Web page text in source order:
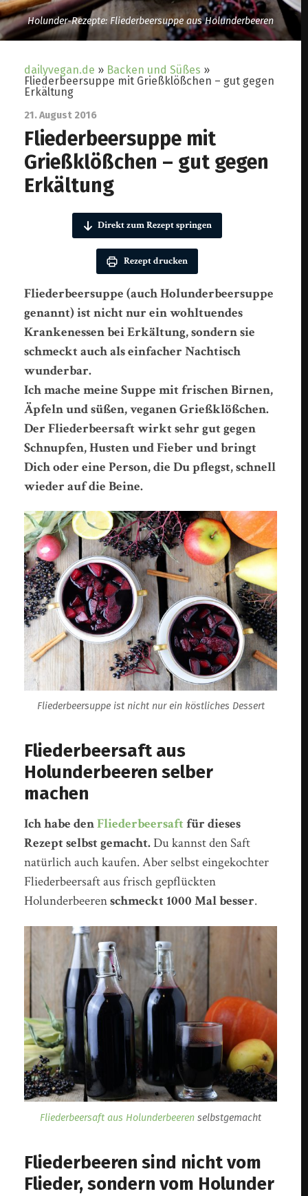
Holunder-Rezepte: Fliederbeersuppe aus Holunderbeeren
dailyvegan.de » Backen und Süßes »
Fliederbeersuppe mit Grießklößchen – gut gegen
Erkältung
21. August 2016
Fliederbeersuppe mit
Grießklößchen – gut gegen
Erkältung
Direkt zum Rezept springen
Rezept drucken
Fliederbeersuppe (auch Holunderbeersuppe
genannt) ist nicht nur ein wohltuendes
Krankenessen bei Erkältung, sondern sie
schmeckt auch als einfacher Nachtisch
wunderbar.
Ich mache meine Suppe mit frischen Birnen,
Äpfeln und süßen, veganen Grießklößchen.
Der Fliederbeersaft wirkt sehr gut gegen
Schnupfen, Husten und Fieber und bringt
Dich oder eine Person, die Du pflegst, schnell
wieder auf die Beine.
Fliederbeersuppe ist nicht nur ein köstliches Dessert
Fliederbeersaft aus
Holunderbeeren selber
machen
Ich habe denFliederbeersaft für dieses
Rezept selbst gemacht.Du kannst den Saft
natürlich auch kaufen. Aber selbst eingekochter
Fliederbeersaft aus frisch gepflückten
Holunderbeerenschmeckt 1000 Mal besser.
Fliederbeersaft aus Holunderbeeren selbstgemacht
Fliederbeeren sind nicht vom
Flieder, sondern vom Holunder